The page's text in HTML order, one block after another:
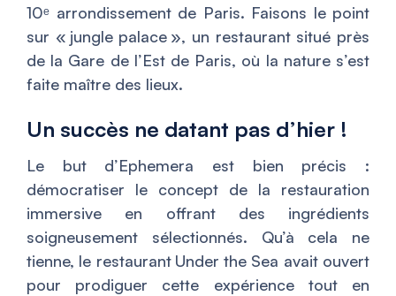
10ᵉ arrondissement de Paris. Faisons le point
sur « jungle palace », un restaurant situé près
de la Gare de l’Est de Paris, où la nature s’est
faite maître des lieux.
Un succès ne datant pas d’hier !
Le but d’Ephemera est bien précis :
démocratiser le concept de la restauration
immersive en offrant des ingrédients
soigneusement sélectionnés. Qu’à cela ne
tienne, le restaurant Under the Sea avait ouvert
pour prodiguer cette expérience tout en